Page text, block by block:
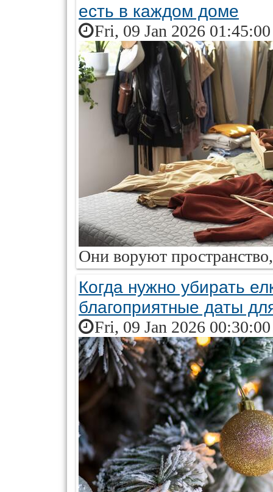
есть в каждом доме
Fri, 09 Jan 2026
Они воруют
Когда нужно убирать
благоприятные даты
Fri, 09 Jan 2026